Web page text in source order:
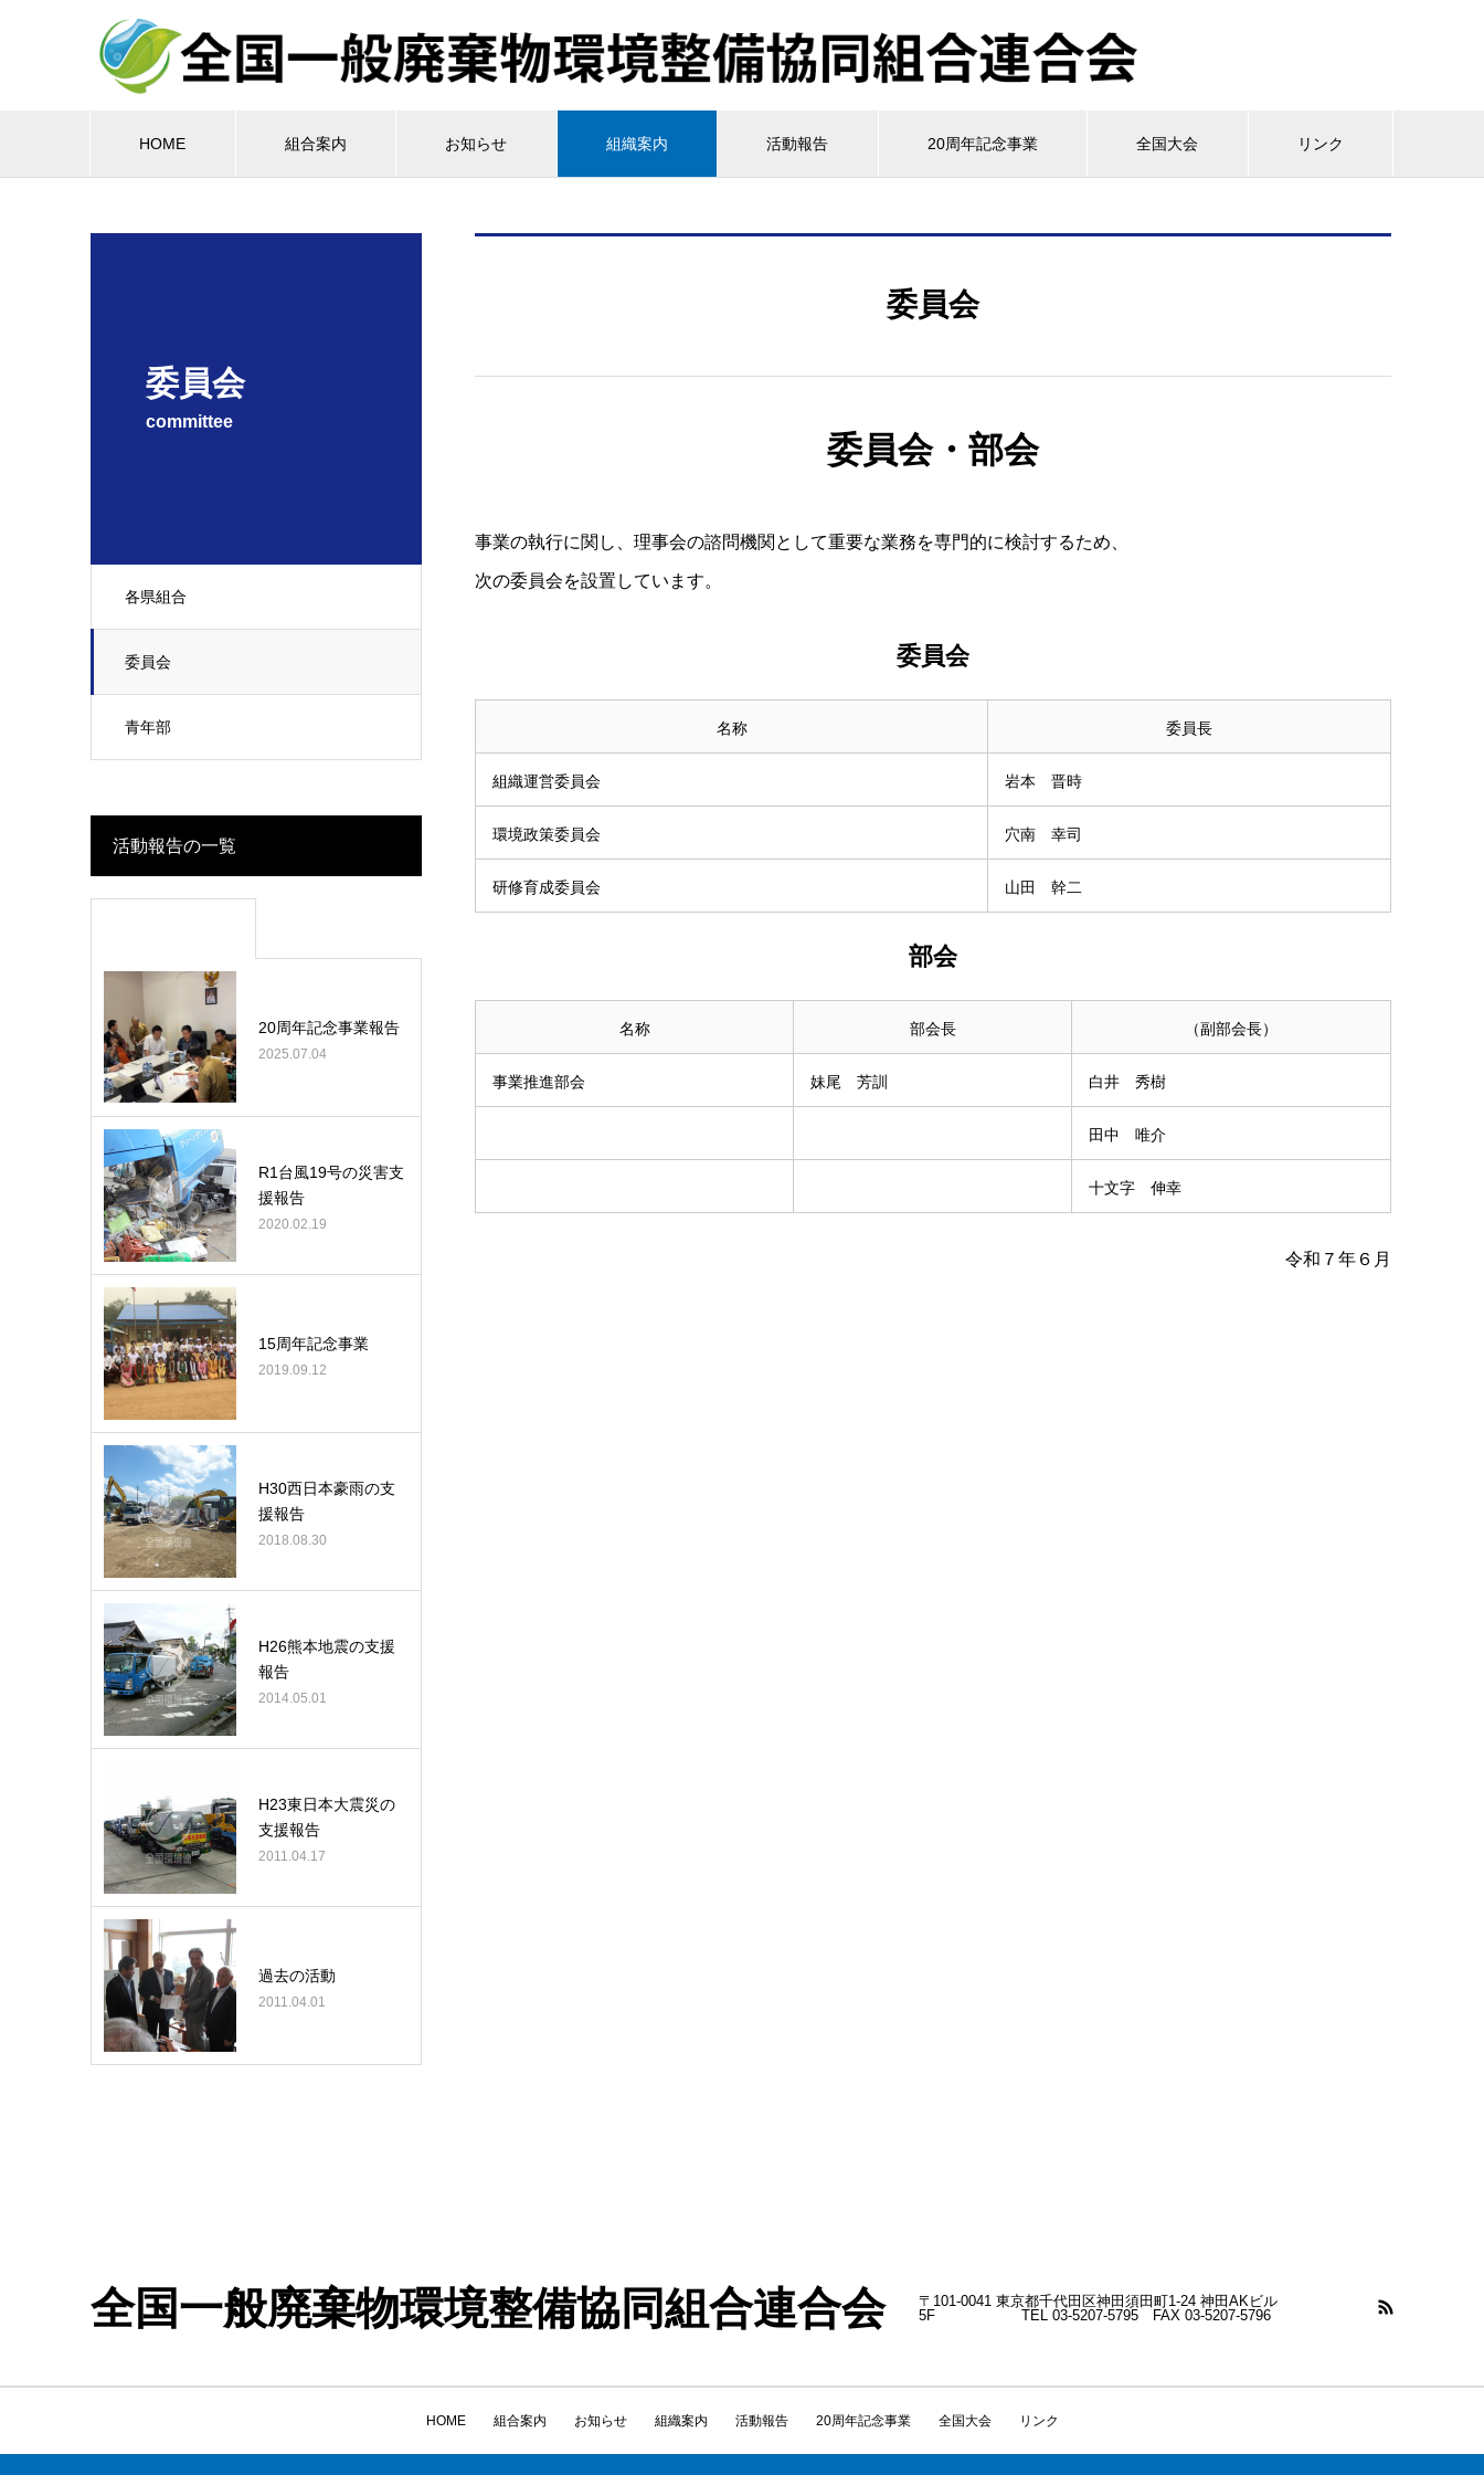
HOME 組合案内 お知らせ 組織案内 活動報告 20周年記念事業 全国大会 リンク
委員会
committee
各県組合
委員会
青年部
委員会
委員会・部会
事業の執行に関し、理事会の諮問機関として重要な業務を専門的に検討するため、
次の委員会を設置しています。
委員会
名称 委員長
組織運営委員会 岩本 晋時
環境政策委員会 穴南 幸司
研修育成委員会 山田 幹二
部会
名称 部会長 （副部会長）
事業推進部会 妹尾 芳訓 白井 秀樹
田中 唯介
十文字 伸幸
令和７年６月
活動報告の一覧
20周年記念事業報告
2025.07.04
R1台風19号の災害支
援報告
2020.02.19
15周年記念事業
2019.09.12
H30西日本豪雨の支
援報告
2018.08.30
H26熊本地震の支援
報告
2014.05.01
H23東日本大震災の
支援報告
2011.04.17
過去の活動
2011.04.01
全国一般廃棄物環境整備協同組合連合会
〒101-0041 東京都千代田区神田須田町1-24 神田AKビル
5F TEL 03-5207-5795 FAX 03-5207-5796
HOME 組合案内 お知らせ 組織案内 活動報告 20周年記念事業 全国大会 リンク